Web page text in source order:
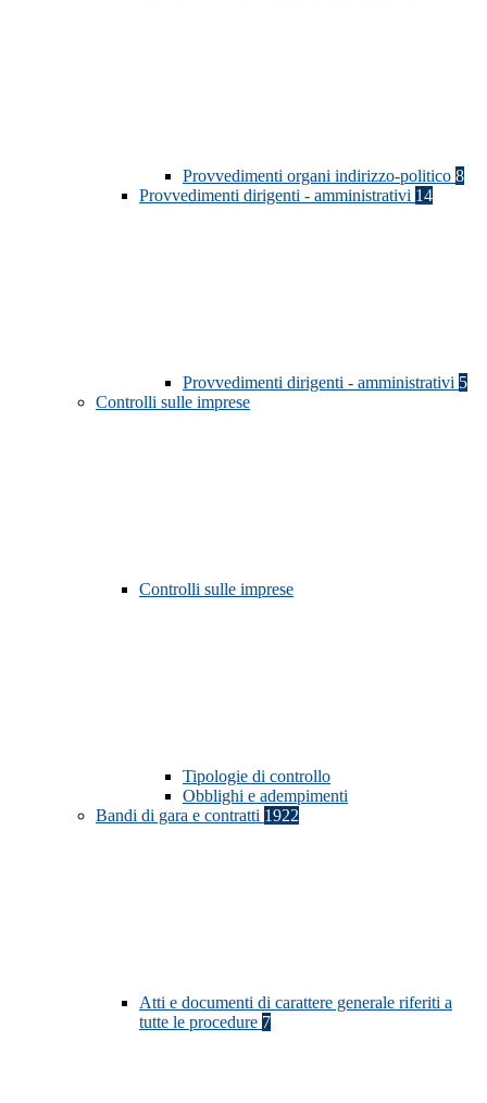
Provvedimenti organi indirizzo-politico 8
Provvedimenti dirigenti - amministrativi 14
Provvedimenti dirigenti - amministrativi 5
Controlli sulle imprese
Controlli sulle imprese
Tipologie di controllo
Obblighi e adempimenti
Bandi di gara e contratti 1922
Atti e documenti di carattere generale riferiti a
tutte le procedure 7